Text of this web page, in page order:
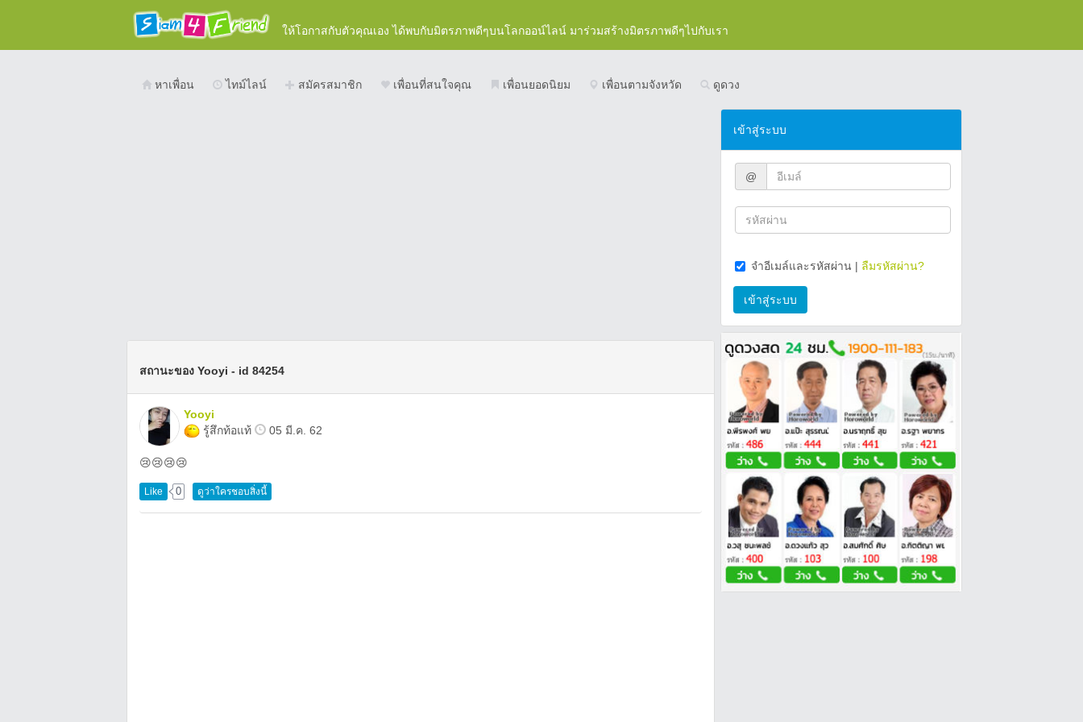
ให้โอกาสกับตัวคุณเอง ได้พบกับมิตรภาพดีๆบนโลกออน์ไลน์ มาร่วมสร้างมิตรภาพดีๆไปกับเรา
หาเพื่อน ไทม์ไลน์ สมัครสมาชิก เพื่อนที่สนใจคุณ เพื่อนยอดนิยม เพื่อนตามจังหวัด ดูดวง
สถานะของ Yooyi - id 84254
Yooyi
รู้สึกท้อแท้
05 มี.ค. 62
😢😢😢😢
Like 0 ดูว่าใครชอบสิ่งนี้
เข้าสู่ระบบ
@
จำอีเมล์และรหัสผ่าน | ลืมรหัสผ่าน?
เข้าสู่ระบบ